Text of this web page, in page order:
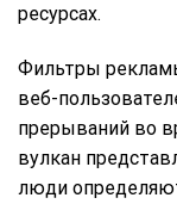
ресурсах.
Фильтры
веб-
прерываний во
вулкан
люди